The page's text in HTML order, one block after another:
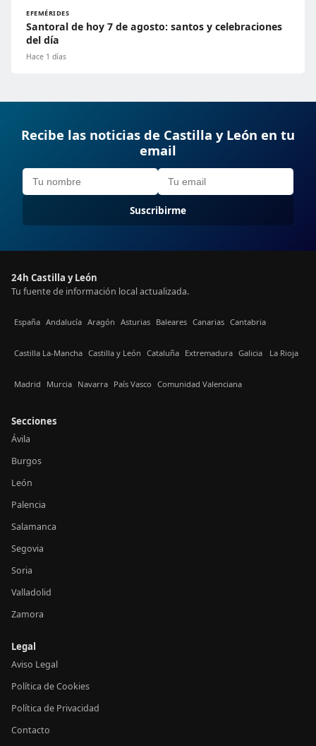
EFEMÉRIDES
Santoral de hoy 7 de agosto: santos y celebraciones
del día
Hace 1 días
Recibe las noticias de Castilla y León en tu
email
Suscribirme
24h Castilla y León
Tu fuente de información local actualizada.
España Andalucía Aragón Asturias Baleares Canarias Cantabria
Castilla La-Mancha Castilla y León Cataluña Extremadura Galicia La Rioja
Madrid Murcia Navarra País Vasco Comunidad Valenciana
Secciones
Ávila
Burgos
León
Palencia
Salamanca
Segovia
Soria
Valladolid
Zamora
Legal
Aviso Legal
Política de Cookies
Política de Privacidad
Contacto